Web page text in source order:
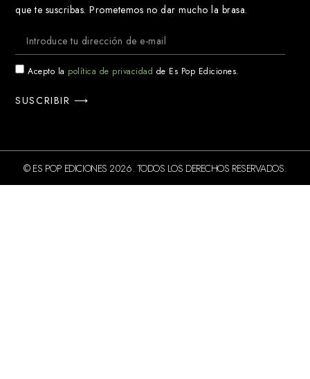
que te suscribas. Prometemos no dar mucho la brasa.
Acepto la política de privacidad de Es Pop Ediciones.
SUSCRIBIR ⟶
© ES POP EDICIONES 2026. TODOS LOS DERECHOS RESERVADOS.